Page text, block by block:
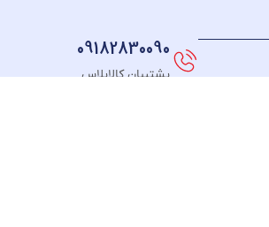
09182830090
پشتیبان کالاپلاس